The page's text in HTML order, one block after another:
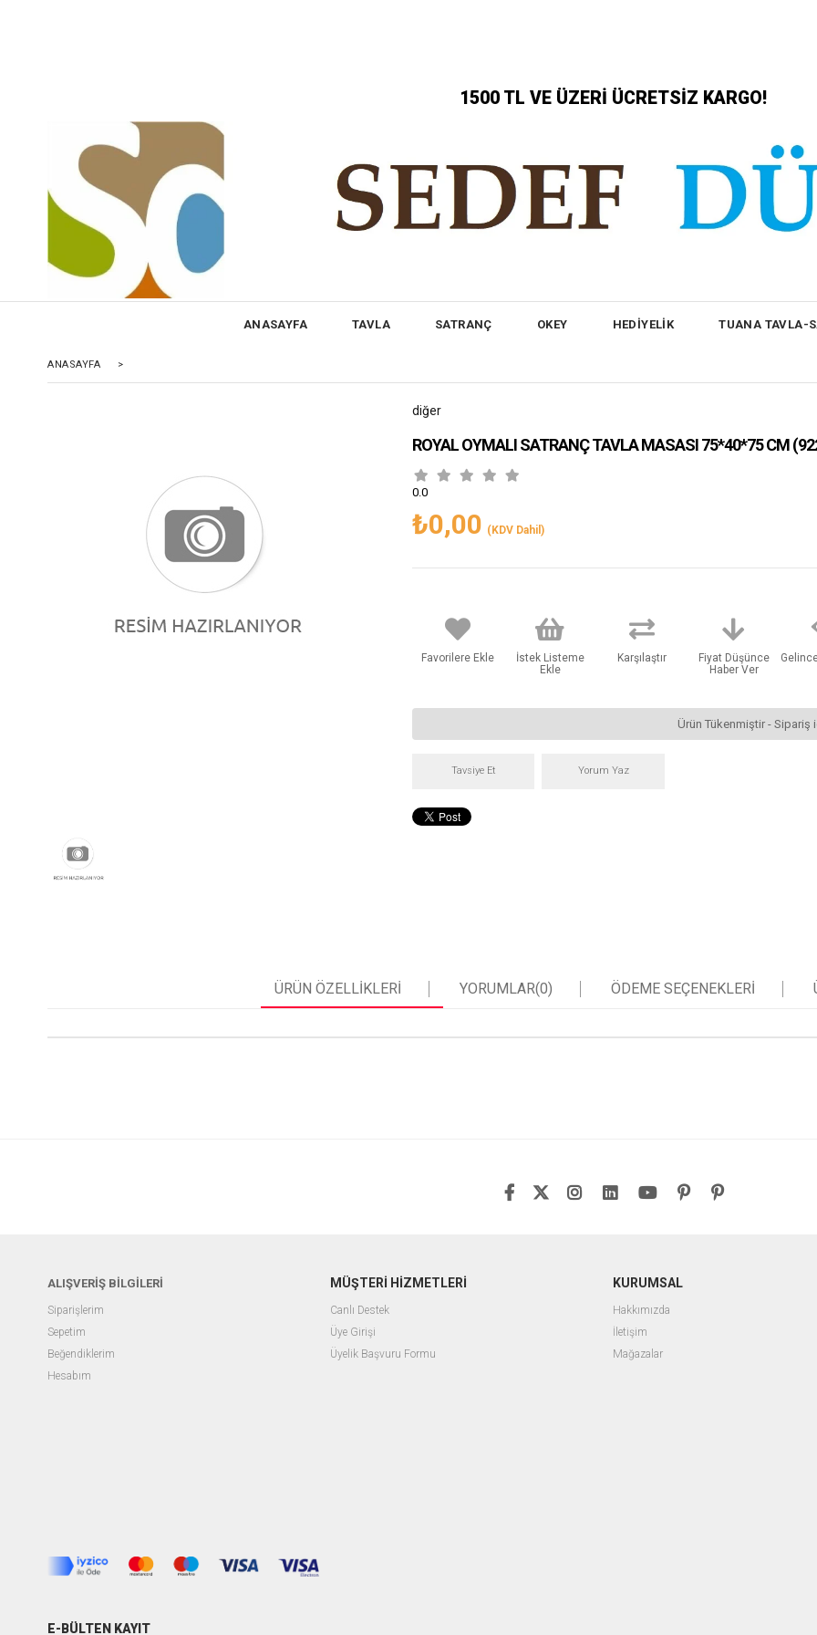
1500 TL VE ÜZERİ ÜCRETSİZ KARGO!
ANASAYFA TAVLA SATRANÇ OKEY HEDİYELİK TUANA TAVLA-
ANASAYFA >
diğer
ROYAL OYMALI SATRANÇ TAVLA MASASI 75*40*75 CM
0.0
₺0,00 (KDV Dahil)
Favorilere Ekle
İstek Listeme
Ekle
Karşılaştır
Fiyat Düşünce
Haber Ver
Ürün Tükenmiştir - Sipariş
Tavsiye Et Yorum Yaz
ÜRÜN ÖZELLIKLERI YORUMLAR(0) ÖDEME SEÇENEKLERI
ALIŞVERİŞ BİLGİLERİ
Siparişlerim
Sepetim
Beğendiklerim
Hesabım
MÜŞTERİ HİZMETLERİ
Canlı Destek
Üye Girişi
Üyelik Başvuru Formu
KURUMSAL
Hakkımızda
İletişim
Mağazalar
E-BÜLTEN KAYIT